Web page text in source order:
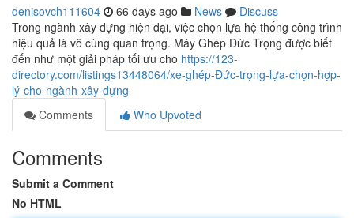
denisovch111604 66 days ago News
Discuss
Trong ngành xây dựng hiện đại, việc chọn lựa hệ thống công trình
hiệu quả là vô cùng quan trọng. Máy Ghép Đức Trọng được biết
đến như một giải pháp tối ưu cho https://123-
directory.com/listings13448064/xe-ghép-Đức-trọng-lựa-chọn-hợp-
lý-cho-ngành-xây-dựng
Comments
Who Upvoted
Comments
Submit a Comment
No HTML